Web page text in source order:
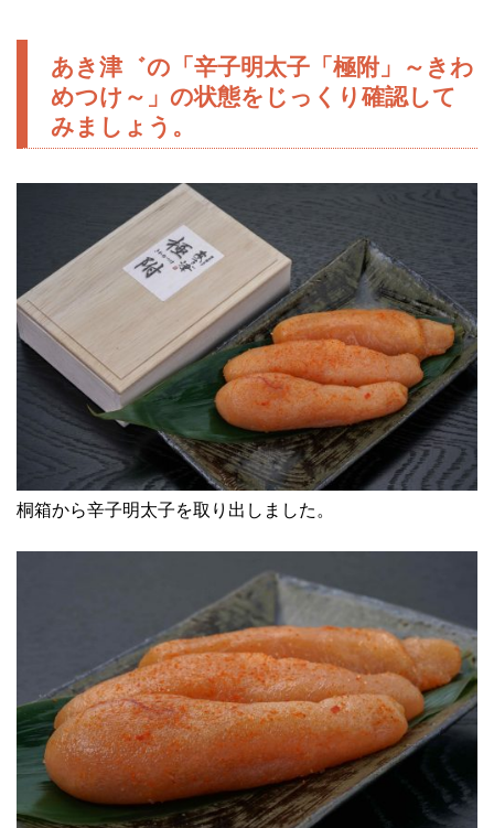
あき津゛の「辛子明太子「極附」～きわ
めつけ～」の状態をじっくり確認して
みましょう。
桐箱から辛子明太子を取り出しました。